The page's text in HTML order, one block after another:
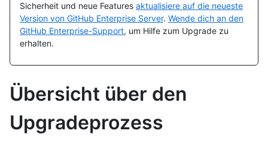
Sicherheit und neue Features aktualisiere auf die neueste
Version von GitHub Enterprise Server. Wende dich an den
GitHub Enterprise-Support, um Hilfe zum Upgrade zu
erhalten.
Übersicht über den
Upgradeprozess